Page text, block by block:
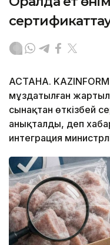
АСТАНА.
мұздатылған
сынақтан өткізбей
анықталды, деп
интеграция